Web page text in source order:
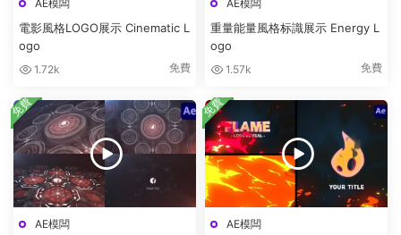
AE模闆
電影風格LOGO展示 Cinematic L
ogo
1.72k 免費
AE模闆
重量能量風格标識展示 Energy L
ogo
1.57k 免費
AE模闆
免費
AE模闆
免費